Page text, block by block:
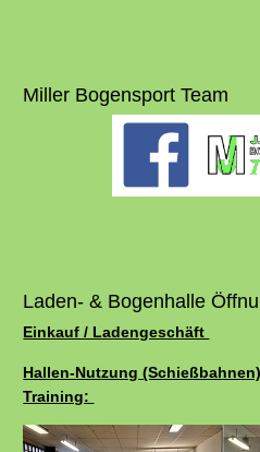
Miller Bogensport Team
Laden- & Bogenhalle
Einkauf / Ladengeschäft
Hallen-Nutzung
Training: